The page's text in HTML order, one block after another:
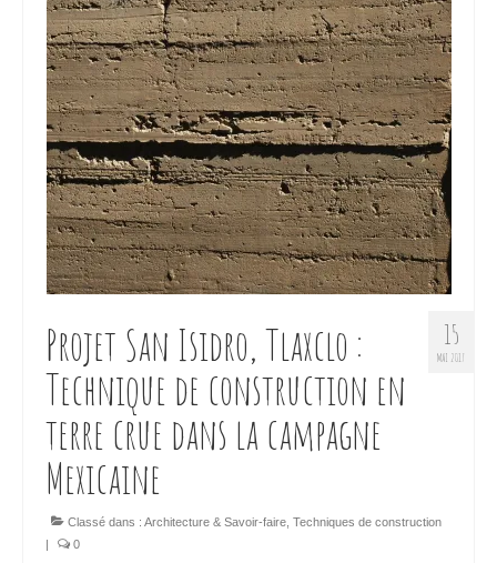
15
MAI 2017
Projet San Isidro, Tlaxclo :
Technique de construction en
terre crue dans la campagne
Mexicaine
Classé dans : Architecture & Savoir-faire Techniques de construction
|
0